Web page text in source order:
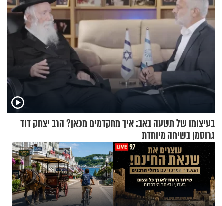
בעיצומו של תשעה באב: איך מתקדמים מכאן? הרב יצחק דוד
גרוסמן בשיחה מיוחדת